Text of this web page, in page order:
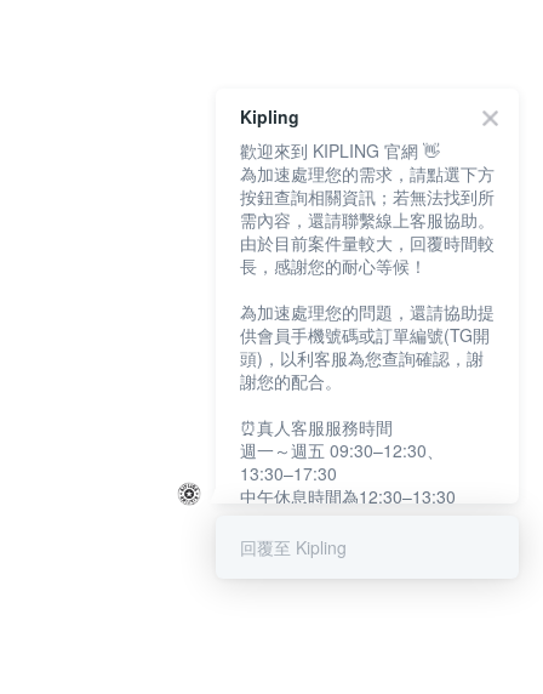
Kipling
歡迎來到 KIPLING 官網 👋
為加速處理您的需求，請點選下方
按鈕查詢相關資訊；若無法找到所
需內容，還請聯繫線上客服協助。
由於目前案件量較大，回覆時間較
長，感謝您的耐心等候！
為加速處理您的問題，還請協助提
供會員手機號碼或訂單編號(TG開
頭)，以利客服為您查詢確認，謝
謝您的配合。
⏰真人客服服務時間
週一～週五 09:30–12:30、
13:30–17:30
中午休息時間為12:30–13:30
提醒您：系統會自動已讀訊息，如
回覆至 Kipling